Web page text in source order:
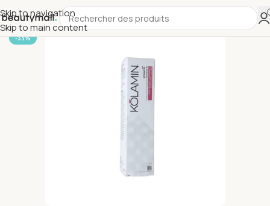
Skip to navigation
Skip to main content
-33%